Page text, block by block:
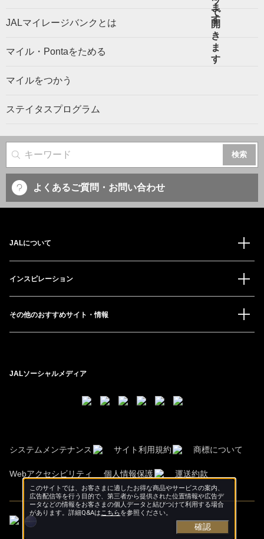
JALマイレージバンクとは
マイル・Pontaをためる
マイルをつかう
ステイタスプログラム
サイト内検索
よくあるご質問・お問い合わせ
JALについて
インスピレーション
その他のおすすめサイト・情報
JALソーシャルメディア
システムメンテナンス サイト利用規約 商標について
Webアクセシビリティ 個人情報保護 運送約款
このサイトでは、お客さまに適したお得な商品やサービスの案内、
広告配信等を行う目的で、第三者から提供された位置情報や広告デ
ータなどの情報をお客さまの個人データと結びつけて利用する場合
があります。詳細Q&Aはこちらを参照ください。
確認